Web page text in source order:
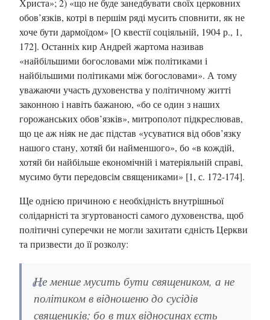
обов’язків, котрі в першім ряді мусить сповнити, як не
хоче бути дармоїдом» [О квестії соціяльній, 1904 р., 1,
172]. Останніх кир Андрей жартома називав
«найбільшими богословами між політиками і
найбільшими політиками між богословами». А тому
уважаючи участь духовенства у політичному житті
законною і навіть бажаною, «бо се один з наших
горожанських обов’язків», митрополот підкреслював,
що це аж ніяк не дає підстав «усуватися від обов’язку
нашого стану, хотяй би найменшого», бо «в кождій,
хотяй би найбільше економічній і матеріяльній справі,
мусимо бути передовсім священиками» [1, с. 172-174].
Ще однією причиною є необхідність внутрішньої
солідарністі та згуртованості самого духовенства, щоб
політичні суперечки не могли захитати єдність Церкви
та призвести до її розколу:
Не менше мусить бути священиком, а не
політиком в відношеню до сусідів
священиків; бо в тих відносинах єсть